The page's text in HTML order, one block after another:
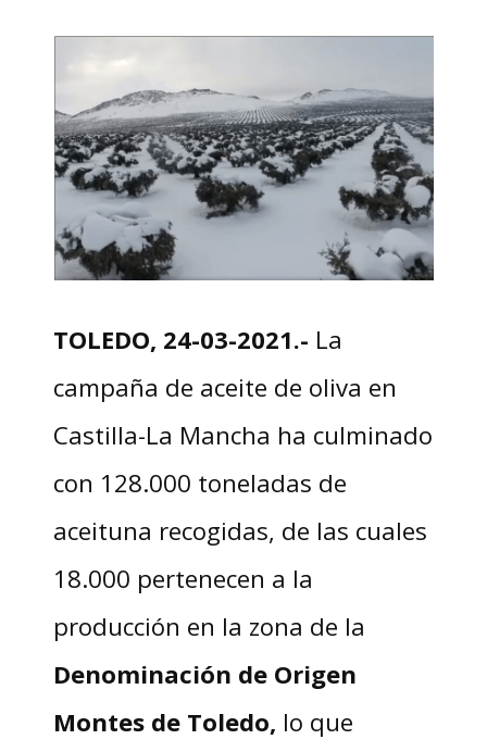
TOLEDO, 24-03-2021.- La
campaña de aceite de oliva en
Castilla-La Mancha ha culminado
con 128.000 toneladas de
aceituna recogidas, de las cuales
18.000 pertenecen a la
producción en la zona de la
Denominación de Origen
Montes de Toledo, lo que